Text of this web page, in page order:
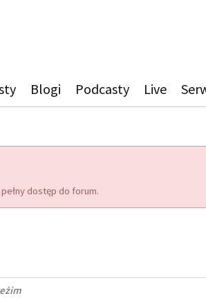
Blogi Podcasty Live
dostęp do forum.